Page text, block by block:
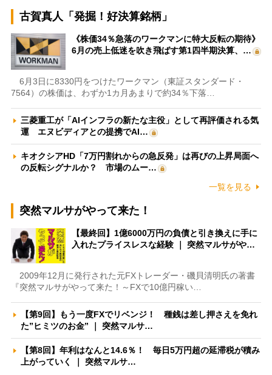
古賀真人「発掘！好決算銘柄」
《株価34％急落のワークマンに特大反転の期待》
6月の売上低迷を吹き飛ばす第1四半期決算、…
6月3日に8330円をつけたワークマン（東証スタンダード・
7564）の株価は、わずか1カ月あまりで約34％下落…
三菱重工が「AIインフラの新たな主役」として再評価される気
運 エヌビディアとの提携でAI…
キオクシアHD「7万円割れからの急反発」は再びの上昇局面へ
の反転シグナルか？ 市場のムー…
一覧を見る
突然マルサがやって来た！
【最終回】1億6000万円の負債と引き換えに手に
入れたプライスレスな経験 ｜ 突然マルサがや…
2009年12月に発行された元FXトレーダー・磯貝清明氏の著書
『突然マルサがやって来た！～FXで10億円稼い…
【第9回】もう一度FXでリベンジ！ 種銭は差し押さえを免れ
た”ヒミツのお金” ｜ 突然マルサ…
【第8回】年利はなんと14.6％！ 毎日5万円超の延滞税が積み
上がっていく ｜ 突然マルサ…